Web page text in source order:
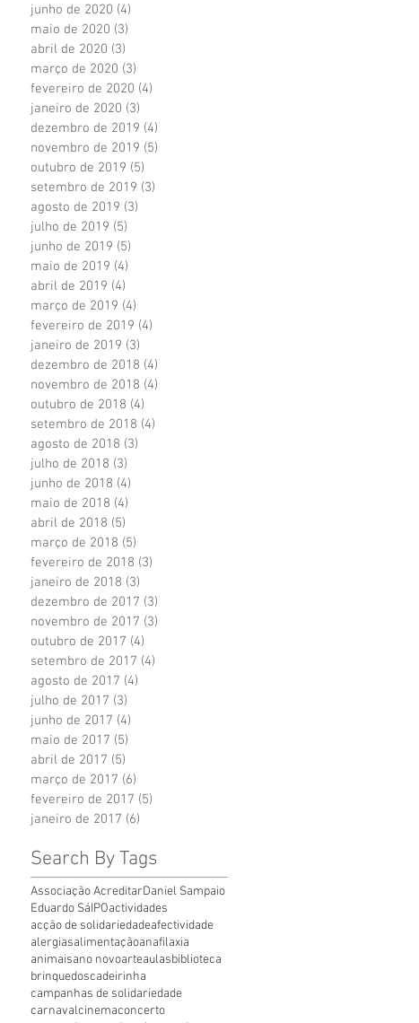
junho de 2020 (4)
maio de 2020 (3)
abril de 2020 (3)
março de 2020 (3)
fevereiro de 2020 (4)
janeiro de 2020 (3)
dezembro de 2019 (4)
novembro de 2019 (5)
outubro de 2019 (5)
setembro de 2019 (3)
agosto de 2019 (3)
julho de 2019 (5)
junho de 2019 (5)
maio de 2019 (4)
abril de 2019 (4)
março de 2019 (4)
fevereiro de 2019 (4)
janeiro de 2019 (3)
dezembro de 2018 (4)
novembro de 2018 (4)
outubro de 2018 (4)
setembro de 2018 (4)
agosto de 2018 (3)
julho de 2018 (3)
junho de 2018 (4)
maio de 2018 (4)
abril de 2018 (5)
março de 2018 (5)
fevereiro de 2018 (3)
janeiro de 2018 (3)
dezembro de 2017 (3)
novembro de 2017 (3)
outubro de 2017 (4)
setembro de 2017 (4)
agosto de 2017 (4)
julho de 2017 (3)
junho de 2017 (4)
maio de 2017 (5)
abril de 2017 (5)
março de 2017 (6)
fevereiro de 2017 (5)
janeiro de 2017 (6)
Search By Tags
Associação AcreditarDaniel Sampaio
Eduardo SáIPOactividades
acção de solidariedadeafectividade
alergiasalimentaçãoanafilaxia
animaisano novoarteaulasbiblioteca
brinquedoscadeirinha
campanhas de solidariedade
carnavalcinemaconcerto